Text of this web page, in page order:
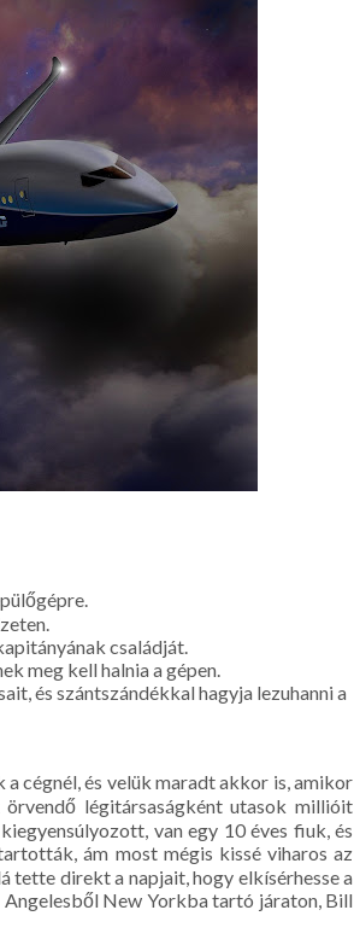
családját.
meg kell halnia a gépen.
és szántszándékkal hagyja lezuhanni a
cégnél, és velük maradt akkor is, amikor
légitársaságként utasok millióit
van egy 10 éves fiuk, és
ám most mégis kissé viharos az
tette direkt a napjait, hogy elkísérhesse a
Angelesből New Yorkba tartó járaton, Bill